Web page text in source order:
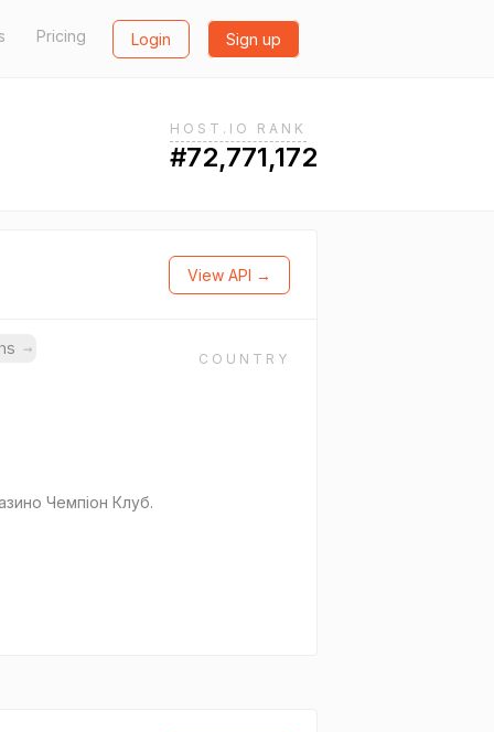
Pricing Login Sign up
HOST.IO RANK
#72,771,172
View API →
→
COUNTRY
Чемпіон Клуб.